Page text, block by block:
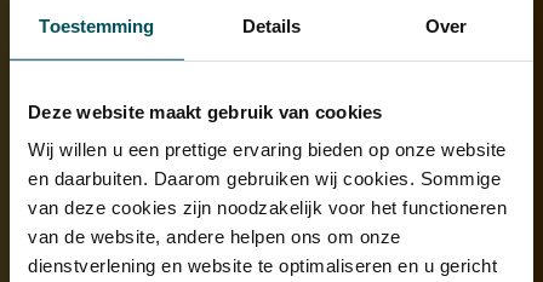
Toestemming Details Over
Deze website maakt gebruik van cookies
Wij willen u een prettige ervaring bieden op onze website
en daarbuiten. Daarom gebruiken wij cookies. Sommige
van deze cookies zijn noodzakelijk voor het functioneren
van de website, andere helpen ons om onze
dienstverlening en website te optimaliseren en u gericht